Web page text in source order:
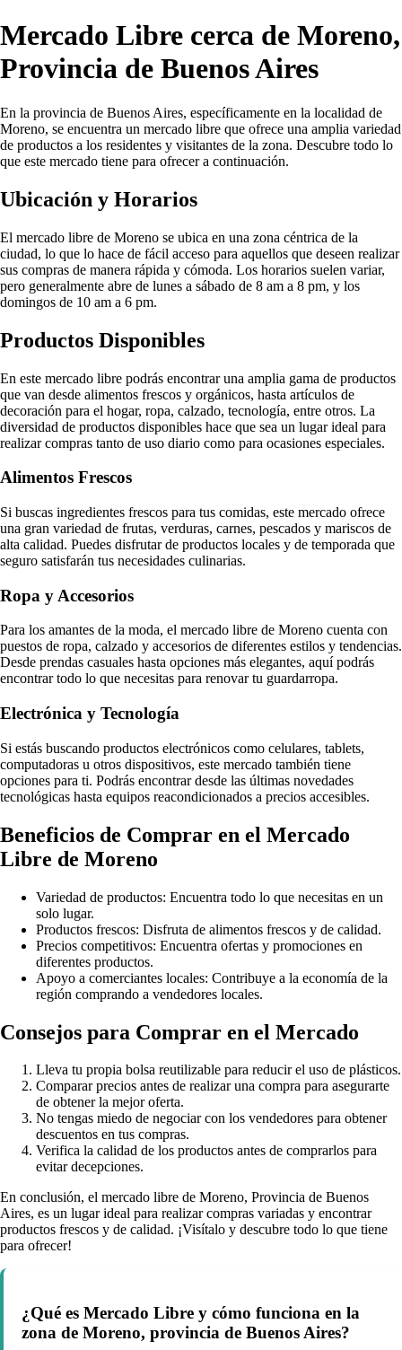
Mercado Libre cerca de Moreno,
Provincia de Buenos Aires
En la provincia de Buenos Aires, específicamente en la localidad de
Moreno, se encuentra un mercado libre que ofrece una amplia variedad
de productos a los residentes y visitantes de la zona. Descubre todo lo
que este mercado tiene para ofrecer a continuación.
Ubicación y Horarios
El mercado libre de Moreno se ubica en una zona céntrica de la
ciudad, lo que lo hace de fácil acceso para aquellos que deseen realizar
sus compras de manera rápida y cómoda. Los horarios suelen variar,
pero generalmente abre de lunes a sábado de 8 am a 8 pm, y los
domingos de 10 am a 6 pm.
Productos Disponibles
En este mercado libre podrás encontrar una amplia gama de productos
que van desde alimentos frescos y orgánicos, hasta artículos de
decoración para el hogar, ropa, calzado, tecnología, entre otros. La
diversidad de productos disponibles hace que sea un lugar ideal para
realizar compras tanto de uso diario como para ocasiones especiales.
Alimentos Frescos
Si buscas ingredientes frescos para tus comidas, este mercado ofrece
una gran variedad de frutas, verduras, carnes, pescados y mariscos de
alta calidad. Puedes disfrutar de productos locales y de temporada que
seguro satisfarán tus necesidades culinarias.
Ropa y Accesorios
Para los amantes de la moda, el mercado libre de Moreno cuenta con
puestos de ropa, calzado y accesorios de diferentes estilos y tendencias.
Desde prendas casuales hasta opciones más elegantes, aquí podrás
encontrar todo lo que necesitas para renovar tu guardarropa.
Electrónica y Tecnología
Si estás buscando productos electrónicos como celulares, tablets,
computadoras u otros dispositivos, este mercado también tiene
opciones para ti. Podrás encontrar desde las últimas novedades
tecnológicas hasta equipos reacondicionados a precios accesibles.
Beneficios de Comprar en el Mercado
Libre de Moreno
Variedad de productos: Encuentra todo lo que necesitas en un
solo lugar.
Productos frescos: Disfruta de alimentos frescos y de calidad.
Precios competitivos: Encuentra ofertas y promociones en
diferentes productos.
Apoyo a comerciantes locales: Contribuye a la economía de la
región comprando a vendedores locales.
Consejos para Comprar en el Mercado
Lleva tu propia bolsa reutilizable para reducir el uso de plásticos.
Comparar precios antes de realizar una compra para asegurarte
de obtener la mejor oferta.
No tengas miedo de negociar con los vendedores para obtener
descuentos en tus compras.
Verifica la calidad de los productos antes de comprarlos para
evitar decepciones.
En conclusión, el mercado libre de Moreno, Provincia de Buenos
Aires, es un lugar ideal para realizar compras variadas y encontrar
productos frescos y de calidad. ¡Visítalo y descubre todo lo que tiene
para ofrecer!
¿Qué es Mercado Libre y cómo funciona en la
zona de Moreno, provincia de Buenos Aires?